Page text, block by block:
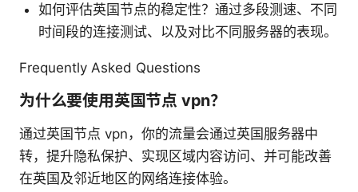
如何评估英国节点的稳定性？通过多段测速、不同
时间段的连接测试、以及对比不同服务器的表现。
Frequently Asked Questions
为什么要使用英国节点 vpn？
通过英国节点 vpn，你的流量会通过英国服务器中
转，提升隐私保护、实现区域内容访问、并可能改善
在英国及邻近地区的网络连接体验。